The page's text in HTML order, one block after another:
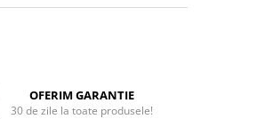
OFERIM GARANTIE
30 de zile la toate produsele!